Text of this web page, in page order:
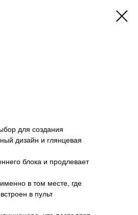
для создания
дизайн и глянцевая
блока и продлевает
в том месте, где
в пульт